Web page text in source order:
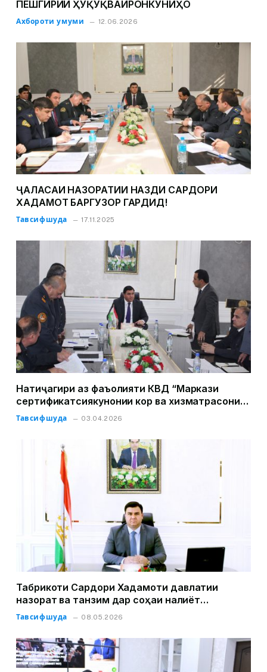
ПЕШГИРИИ ҲУҚУҚВАЙРОНКУНИҲО
Ахбороти умуми 12.06.2026
ҶАЛАСАИ НАЗОРАТИИ НАЗДИ САРДОРИ
ХАДАМОТ БАРГУЗОР ГАРДИД!
Тавсифшуда 17.11.2025
Натиҷагири аз фаъолияти КВД “Маркази
сертификатсиякунонии кор ва хизматрасонии
соҳаи нақлиёт”-и Хадамоти давлатии назорат
ва танзим дар соҳаи нақлиёт, дар семоҳаи
Тавсифшуда 03.04.2026
Табрикоти Сардори Хадамоти давлатии
назорат ва танзим дар соҳаи нақлиёт
Қурбонзода Далер Қурбон ба муносибати Рӯзи
Ғалаба
Тавсифшуда 08.05.2026